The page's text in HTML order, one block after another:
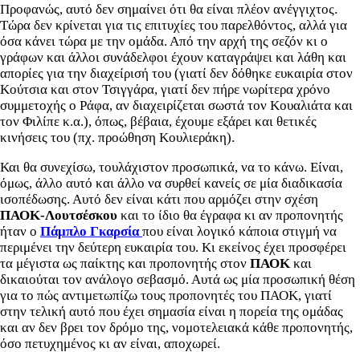
Προφανώς, αυτό δεν σημαίνει ότι θα είναι πλέον ανέγγιχτος.
Τώρα δεν κρίνεται για τις επιτυχίες του παρελθόντος, αλλά για
όσα κάνει τώρα με την ομάδα. Από την αρχή της σεζόν κι ο
γράφων και άλλοι συνάδελφοι έχουν καταγράψει και λάθη και
απορίες για την διαχείρισή του (γιατί δεν δόθηκε ευκαιρία στον
Κούτσια και στον Τσιγγάρα, γιατί δεν πήρε νωρίτερα χρόνο
συμμετοχής ο Ράφα, αν διαχειρίζεται σωστά τον Κουαλιάτα και
τον Φιλίπε κ.α.), όπως, βέβαια, έχουμε εξάρει και θετικές
κινήσεις του (πχ. προώθηση Κουλιεράκη).
Και θα συνεχίσω, τουλάχιστον προσωπικά, να το κάνω. Είναι,
όμως, άλλο αυτό και άλλο να συρθεί κανείς σε μία διαδικασία
ισοπέδωσης. Αυτό δεν είναι κάτι που αρμόζει στην σχέση
ΠΑΟΚ-Λουτσέσκου και το ίδιο θα έγραφα κι αν προπονητής
ήταν ο Πάμπλο Γκαρσίαπου είναι λογικό κάποια στιγμή να
περιμένει την δεύτερη ευκαιρία του. Κι εκείνος έχει προσφέρει
τα μέγιστα ως παίκτης και προπονητής στον ΠΑΟΚ και
δικαιούται τον ανάλογο σεβασμό. Αυτά ως μία προσωπική θέση
για το πώς αντιμετωπίζω τους προπονητές του ΠΑΟΚ, γιατί
στην τελική αυτό που έχει σημασία είναι η πορεία της ομάδας
και αν δεν βρει τον δρόμο της, νομοτελειακά κάθε προπονητής,
όσο πετυχημένος κι αν είναι, αποχωρεί.